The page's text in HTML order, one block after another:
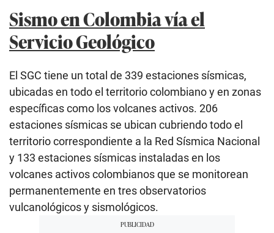
Sismo en Colombia vía el
Servicio Geológico
El SGC tiene un total de 339 estaciones sísmicas,
ubicadas en todo el territorio colombiano y en zonas
específicas como los volcanes activos. 206
estaciones sísmicas se ubican cubriendo todo el
territorio correspondiente a la Red Sísmica Nacional
y 133 estaciones sísmicas instaladas en los
volcanes activos colombianos que se monitorean
permanentemente en tres observatorios
vulcanológicos y sismológicos.